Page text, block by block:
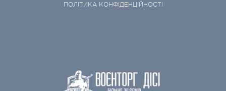
ПОЛІТИКА КОНФІДЕНЦІЙНОСТІ